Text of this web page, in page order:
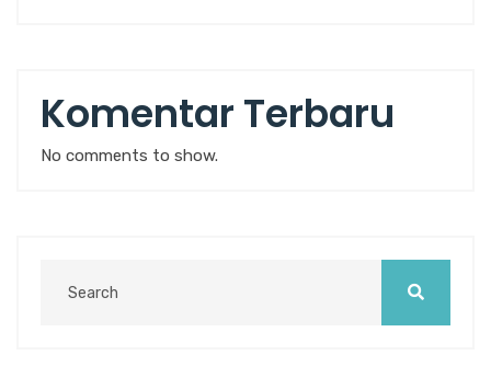
Komentar Terbaru
No comments to show.